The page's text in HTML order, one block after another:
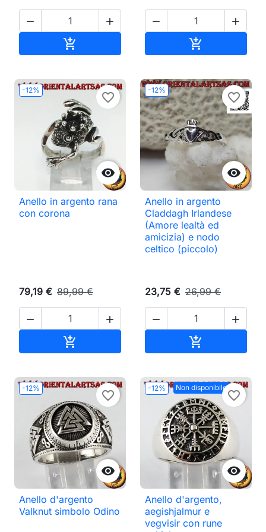
 

 

-12%

favorite_border
Anello in argento rana
con corona
79,19 € 89,99 €
 

-12%

favorite_border
Anello in argento
Claddagh Irlandese
(Amore lealtà ed
amicizia) e nodo
celtico (piccolo)
23,75 € 26,99 €
 

-12%

favorite_border
Anello d'argento
Valknut simbolo Odino
-12% Non disponibile

favorite_border
Anello d'argento,
aegishjalmur e
vegvisir con rune